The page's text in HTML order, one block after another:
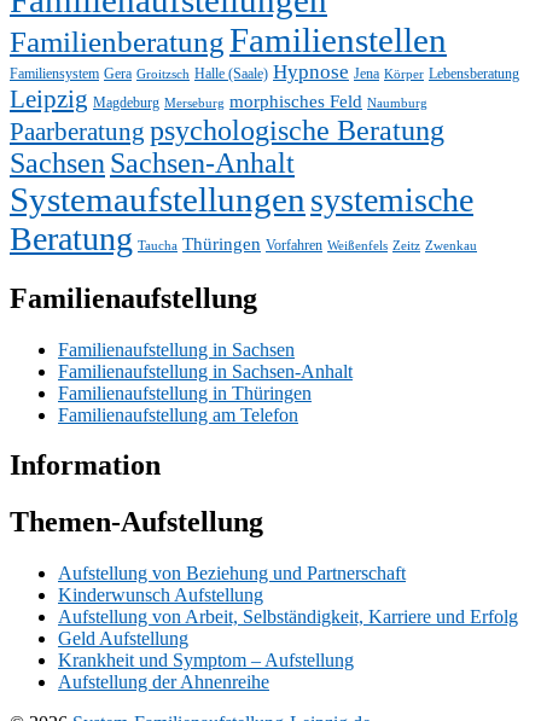
FamilienberatungFamilienstellen
Familiensystem Gera Groitzsch Halle (Saale) Hypnose Jena Körper Lebensberatung
Leipzig Magdeburg Merseburg morphisches Feld Naumburg
Paarberatung psychologische Beratung
Sachsen Sachsen-Anhalt
Systemaufstellungen systemische
Beratung Taucha Thüringen Vorfahren Weißenfels Zeitz Zwenkau
Familienaufstellung
Familienaufstellung in Sachsen
Familienaufstellung in Sachsen-Anhalt
Familienaufstellung in Thüringen
Familienaufstellung am Telefon
Information
Themen-Aufstellung
Aufstellung von Beziehung und Partnerschaft
Kinderwunsch Aufstellung
Aufstellung von Arbeit, Selbständigkeit, Karriere und Erfolg
Geld Aufstellung
Krankheit und Symptom – Aufstellung
Aufstellung der Ahnenreihe